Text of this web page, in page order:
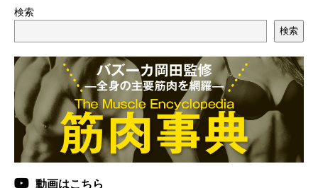
検索
検索
動画はこちら